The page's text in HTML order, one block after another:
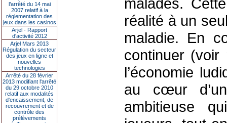
l’arrêté du 14 mai
2007 relatif à la
réglementation des
jeux dans les casinos
Arjel - Rapport
d'activité 2012
Arjel Mars 2013
Régulation du secteur
des jeux en ligne et
nouvelles
technologies
Arrêté du 28 février
2013 modifiant l'arrêté
du 29 octobre 2010
relatif aux modalités
d'encaissement, de
recouvrement et de
contrôle des
prélèvements
réalité à un
maladie. En
continuer
l’économie
au cœur
ambitieuse